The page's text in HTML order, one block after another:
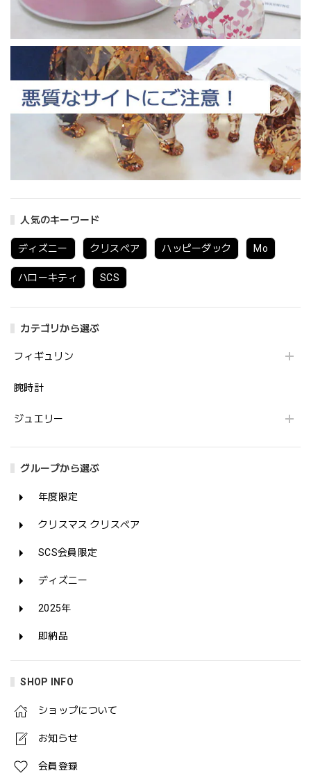
人気のキーワード
ディズニー クリスベア ハッピーダック Mo
ハローキティ SCS
カテゴリから選ぶ
フィギュリン
腕時計
ジュエリー
グループから選ぶ
年度限定
クリスマス クリスベア
SCS会員限定
ディズニー
2025年
即納品
SHOP INFO
ショップについて
お知らせ
会員登録